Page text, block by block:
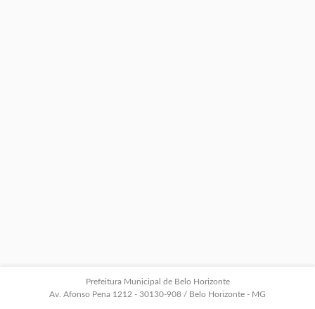
Prefeitura Municipal de Belo Horizonte
Av. Afonso Pena 1212 - 30130-908 / Belo Horizonte - MG